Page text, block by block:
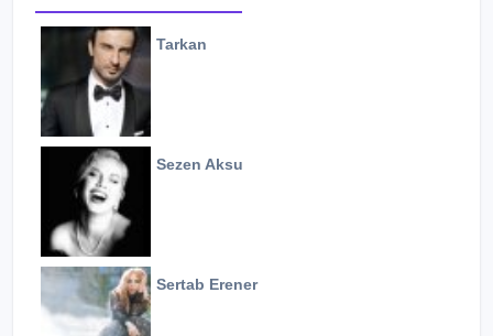
Tarkan
Sezen Aksu
Sertab Erener